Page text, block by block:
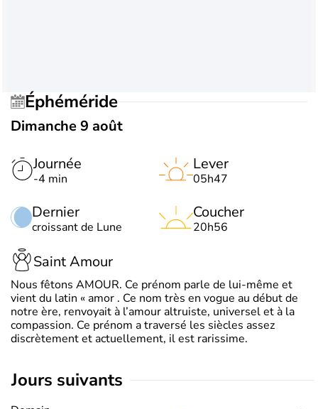
Éphéméride
Dimanche 9 août
Journée
-4 min
Dernier
croissant de Lune
Lever
05h47
Coucher
20h56
Saint Amour
Nous fêtons AMOUR. Ce prénom parle de lui-même et
vient du latin « amor . Ce nom très en vogue au début de
notre ère, renvoyait à l’amour altruiste, universel et à la
compassion. Ce prénom a traversé les siècles assez
discrètement et actuellement, il est rarissime.
jours suivants